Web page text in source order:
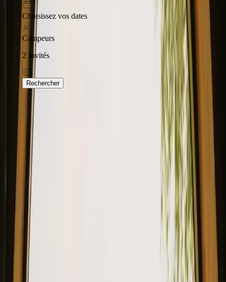
Choisissez vos dates
Campeurs
2 Invités
Rechercher